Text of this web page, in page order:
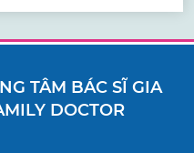
TÂM BÁC SĨ GIA
DOCTOR